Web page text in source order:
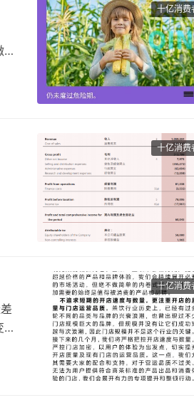
十亿消费
十亿消费
十亿消费